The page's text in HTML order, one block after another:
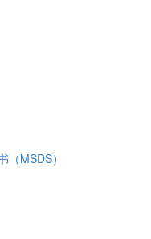
（MSDS）